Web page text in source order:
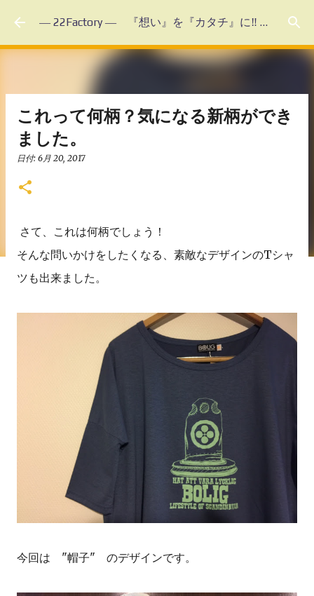
スキップしてメイン コンテンツに移動 ― 22Factory ― 『想い』を『カタチ』に‼ 未体験のフルオーダーメイド
これって何柄？気になる新柄ができ
ました。
日付: 6月 20, 2017
さて、これは何柄でしょう！
そんな問いかけをしたくなる、素敵なデザインのTシャ
ツも出来ました。
今回は "帽子" のデザインです。